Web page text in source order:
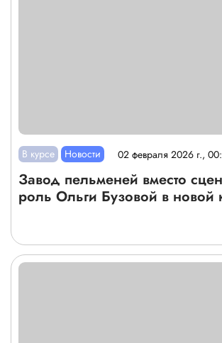
В курсе Новости 02 февраля 2026 г.,
Завод пельменей вместо
роль Ольги Бузовой в новой